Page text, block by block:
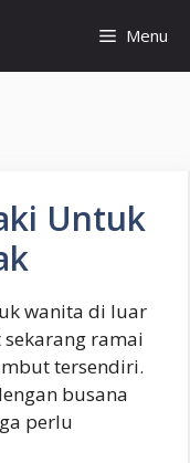
Menu
Untuk
wanita di luar
ramai
tersendiri.
busana
perlu